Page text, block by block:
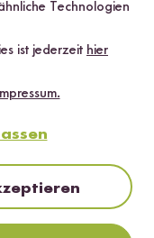
7.10CHF 11.83 / kg
Technologien
ist jederzeit hier